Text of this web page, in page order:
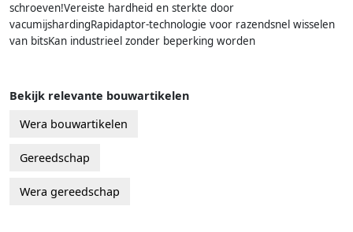
schroeven!Vereiste hardheid en sterkte door
vacumijshardingRapidaptor-technologie voor razendsnel wisselen
van bitsKan industrieel zonder beperking worden
Bekijk relevante bouwartikelen
Wera bouwartikelen
Gereedschap
Wera gereedschap